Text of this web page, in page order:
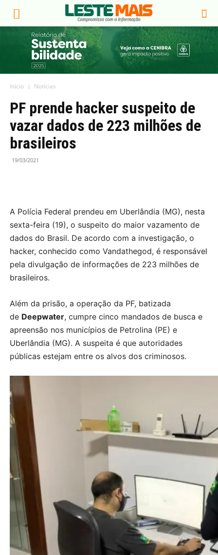
Início Notícias
PF prende hacker suspeito de
vazar dados de 223 milhões de
brasileiros
19/03/2021
A Polícia Federal prendeu em Uberlândia (MG), nesta
sexta-feira (19), o suspeito do maior vazamento de
dados do Brasil. De acordo com a investigação, o
hacker, conhecido como Vandathegod, é responsável
pela divulgação de informações de 223 milhões de
brasileiros.
Além da prisão, a operação da PF, batizada
de Deepwater, cumpre cinco mandados de busca e
apreensão nos municípios de Petrolina (PE) e
Uberlândia (MG). A suspeita é que autoridades
públicas estejam entre os alvos dos criminosos.